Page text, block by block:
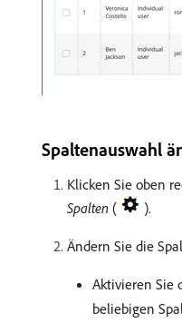
Spaltenauswahl
Klicken Sie oben
Spalten ( ).
Ändern Sie die
Aktivieren Sie
beliebigen